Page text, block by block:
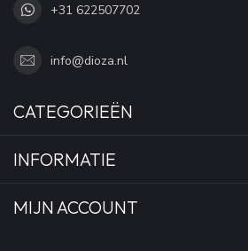
+31 622507702
info@dioza.nl
CATEGORIEËN
INFORMATIE
MIJN ACCOUNT